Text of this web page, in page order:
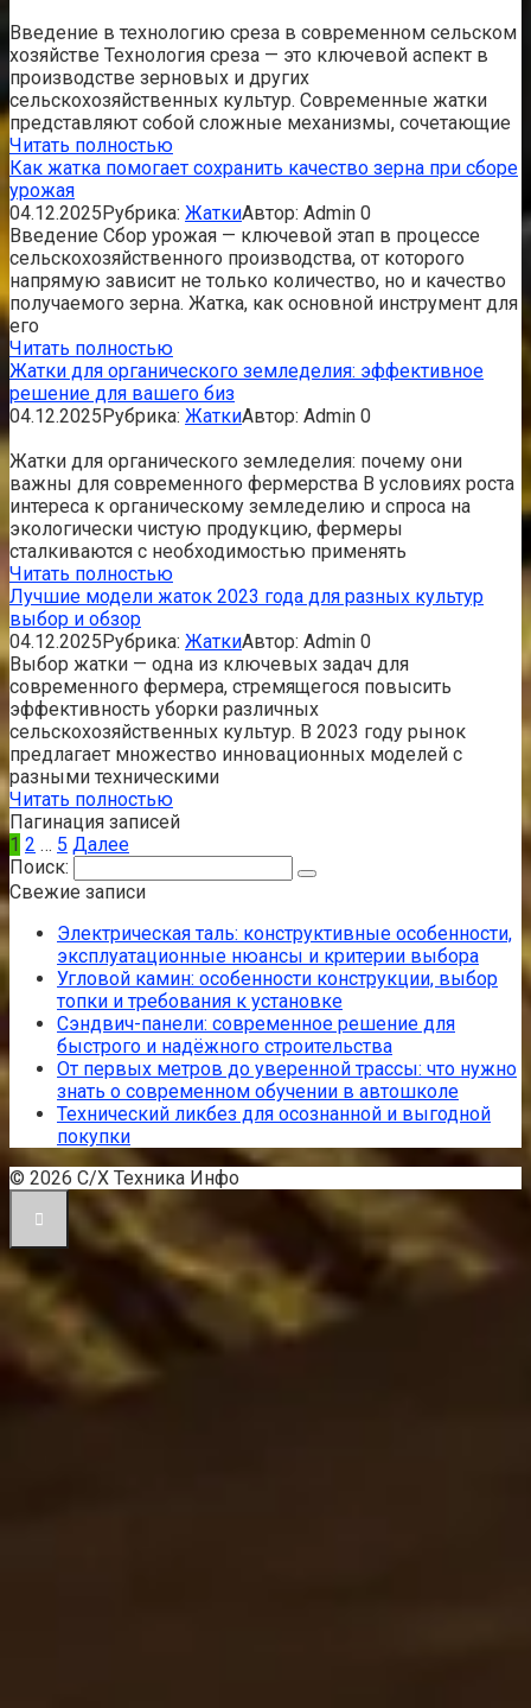
Введение в технологию среза в современном сельском
хозяйстве Технология среза — это ключевой аспект в
производстве зерновых и других
сельскохозяйственных культур. Современные жатки
представляют собой сложные механизмы, сочетающие
Читать полностью
Как жатка помогает сохранить качество зерна при сборе
урожая
04.12.2025Рубрика: ЖаткиАвтор: Admin 0
Введение Сбор урожая — ключевой этап в процессе
сельскохозяйственного производства, от которого
напрямую зависит не только количество, но и качество
получаемого зерна. Жатка, как основной инструмент для
его
Читать полностью
Жатки для органического земледелия: эффективное
решение для вашего биз
04.12.2025Рубрика: ЖаткиАвтор: Admin 0
Жатки для органического земледелия: почему они
важны для современного фермерства В условиях роста
интереса к органическому земледелию и спроса на
экологически чистую продукцию, фермеры
сталкиваются с необходимостью применять
Читать полностью
Лучшие модели жаток 2023 года для разных культур
выбор и обзор
04.12.2025Рубрика: ЖаткиАвтор: Admin 0
Выбор жатки — одна из ключевых задач для
современного фермера, стремящегося повысить
эффективность уборки различных
сельскохозяйственных культур. В 2023 году рынок
предлагает множество инновационных моделей с
разными техническими
Читать полностью
Пагинация записей
1 2 … 5 Далее
Поиск:
Свежие записи
Электрическая таль: конструктивные особенности,
эксплуатационные нюансы и критерии выбора
Угловой камин: особенности конструкции, выбор
топки и требования к установке
Сэндвич-панели: современное решение для
быстрого и надёжного строительства
От первых метров до уверенной трассы: что нужно
знать о современном обучении в автошколе
Технический ликбез для осознанной и выгодной
покупки
© 2026 С/Х Техника Инфо